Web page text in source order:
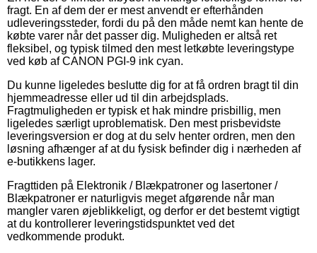
fragt. En af dem der er mest anvendt er efterhånden
udleveringssteder, fordi du på den måde nemt kan hente de
købte varer når det passer dig. Muligheden er altså ret
fleksibel, og typisk tilmed den mest letkøbte leveringstype
ved køb af CANON PGI-9 ink cyan.
Du kunne ligeledes beslutte dig for at få ordren bragt til din
hjemmeadresse eller ud til din arbejdsplads.
Fragtmuligheden er typisk et hak mindre prisbillig, men
ligeledes særligt uproblematisk. Den mest prisbevidste
leveringsversion er dog at du selv henter ordren, men den
løsning afhænger af at du fysisk befinder dig i nærheden af
e-butikkens lager.
Fragttiden på Elektronik / Blækpatroner og lasertoner /
Blækpatroner er naturligvis meget afgørende når man
mangler varen øjeblikkeligt, og derfor er det bestemt vigtigt
at du kontrollerer leveringstidspunktet ved det
vedkommende produkt.